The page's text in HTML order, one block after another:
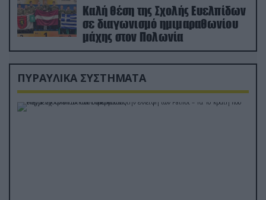
Καλή θέση της Σχολής Ευελπίδων
σε διαγωνισμό ημιμαραθωνίου
μάχης στον Πολωνία
ΠΥΡΑΥΛΙΚΑ ΣΥΣΤΗΜΑΤΑ